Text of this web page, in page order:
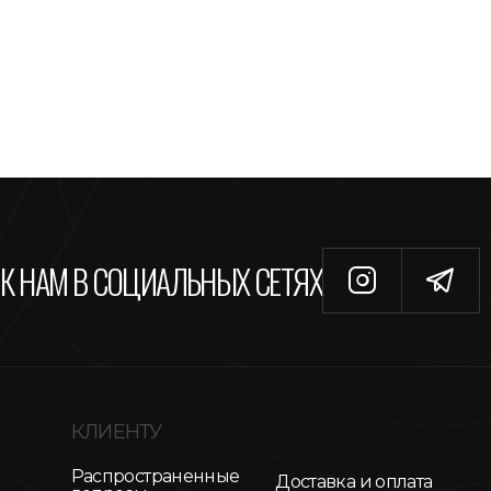
НАМ В СОЦИАЛЬНЫХ СЕТЯХ
КЛИЕНТУ
Распространенные
Доставка и оплата